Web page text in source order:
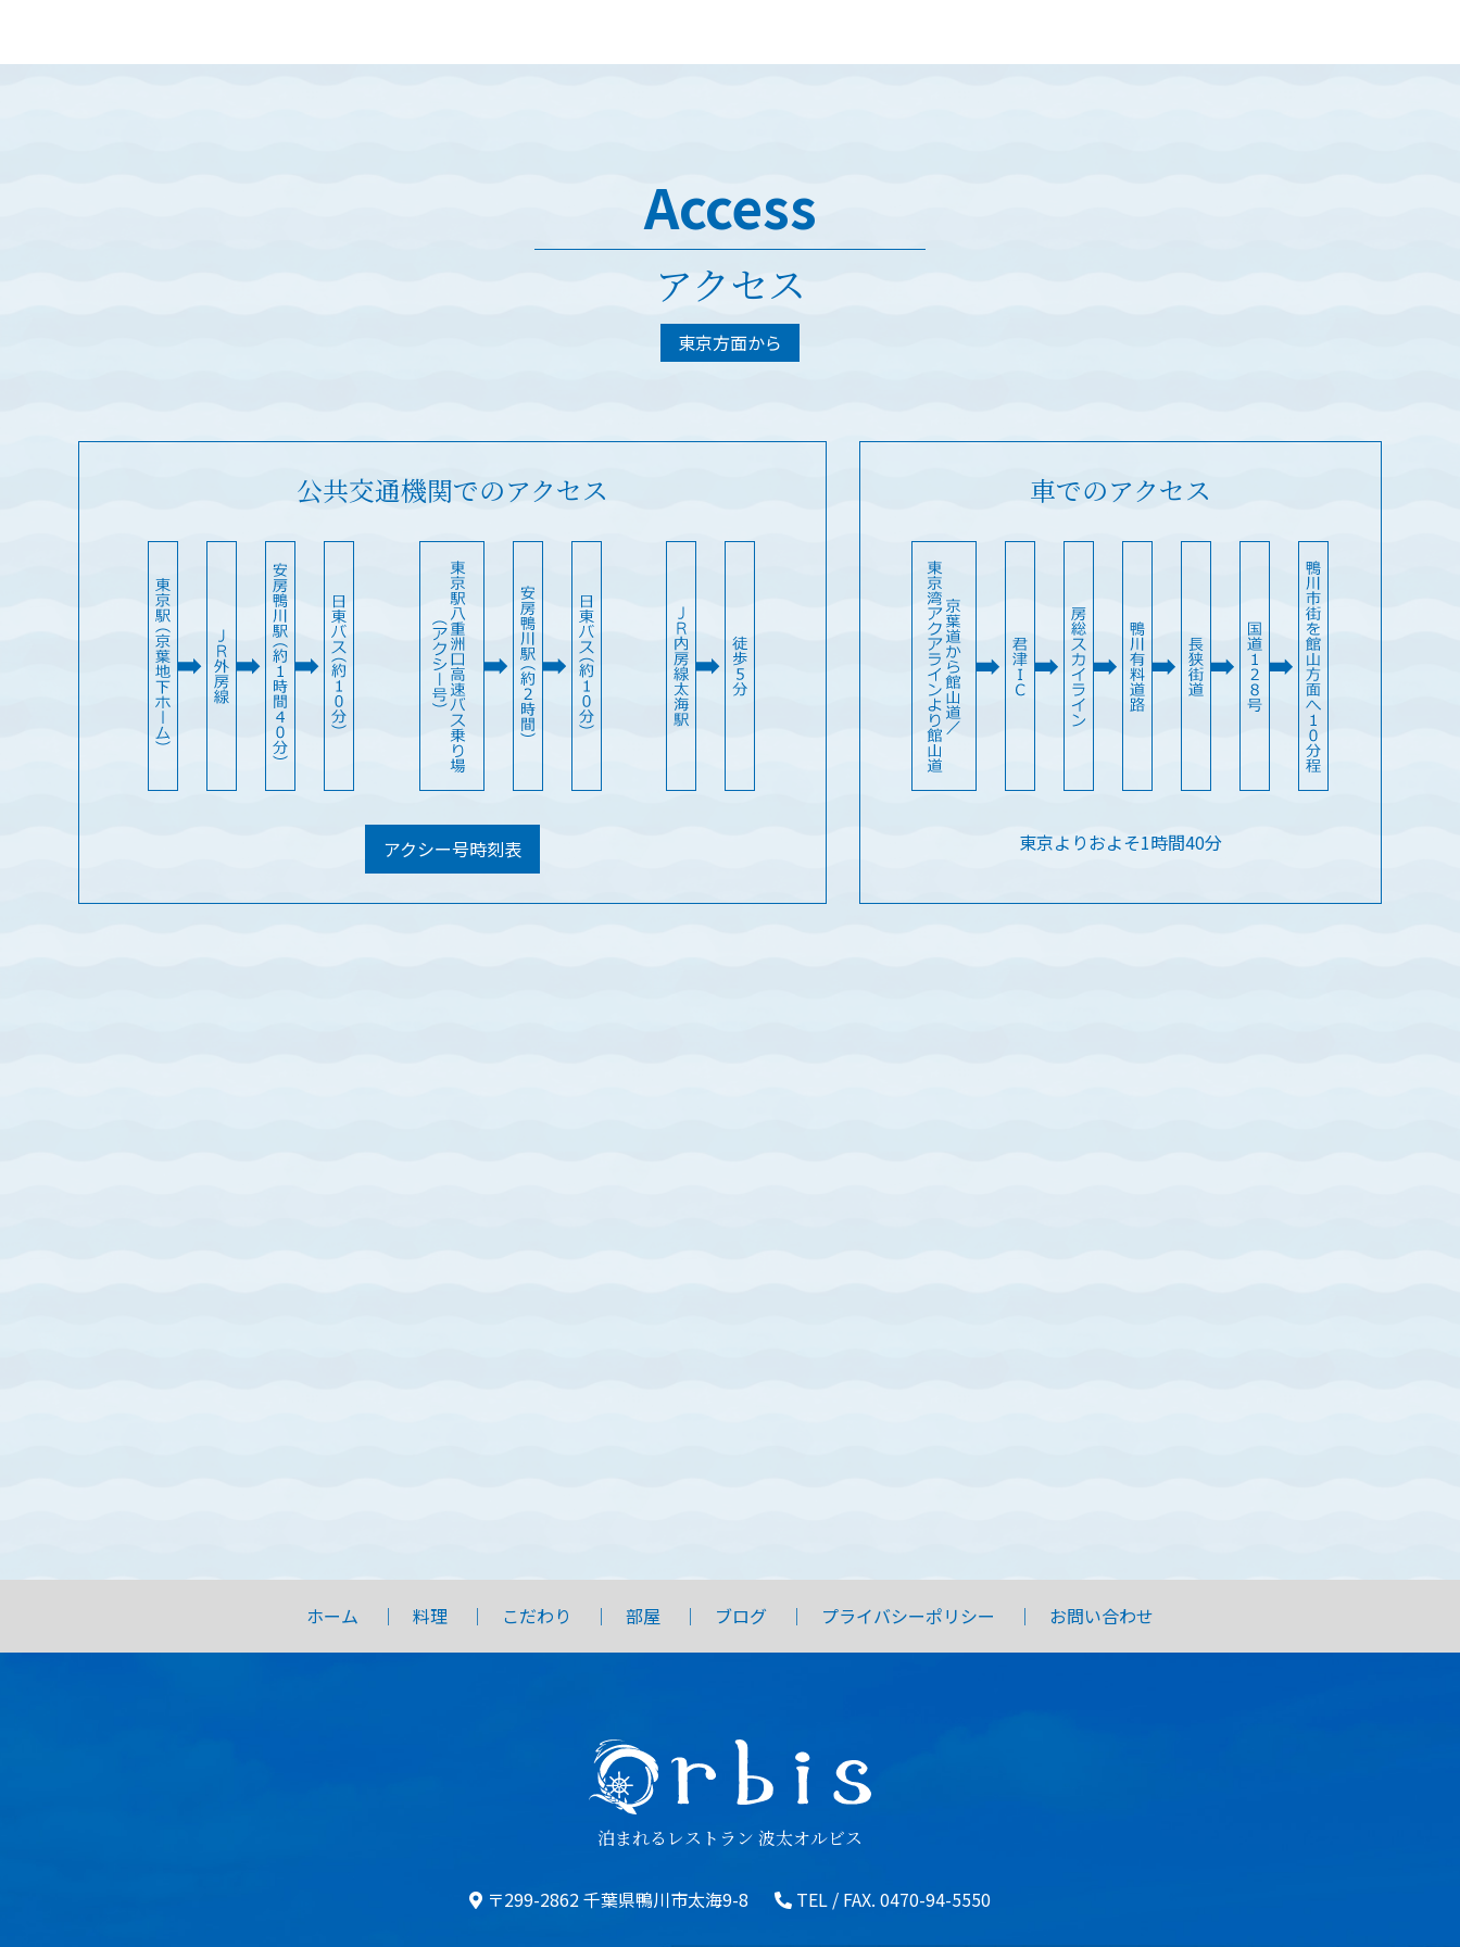
Access
アクセス
東京方面から
公共交通機関でのアクセス
アクシー号時刻表
車でのアクセス
東京よりおよそ1時間40分
ホーム 料理 こだわり 部屋 ブログ プライバシーポリシー お問い合わせ
泊まれるレストラン 波太オルビス
〒299-2862 千葉県鴨川市太海9-8 TEL / FAX. 0470-94-5550